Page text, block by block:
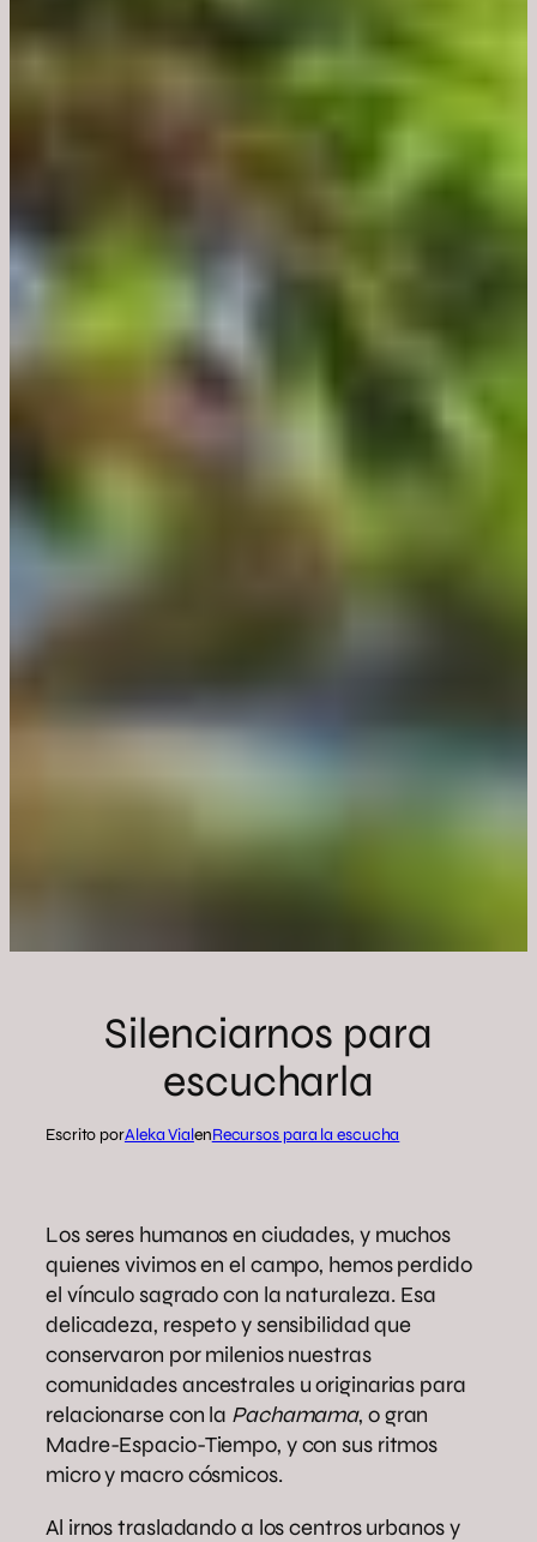
Silenciarnos para
escucharla
Escrito porAleka VialenRecursos para la escucha
Los seres humanos en ciudades, y muchos
quienes vivimos en el campo, hemos perdido
el vínculo sagrado con la naturaleza. Esa
delicadeza, respeto y sensibilidad que
conservaron por milenios nuestras
comunidades ancestrales u originarias para
relacionarse con la Pachamama, o gran
Madre-Espacio-Tiempo, y con sus ritmos
micro y macro cósmicos.
Al irnos trasladando a los centros urbanos y